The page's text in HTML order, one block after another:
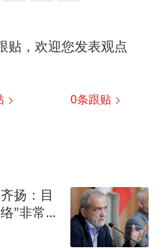
贴，欢迎您发表观点
0条跟贴
扬：目
"非常困